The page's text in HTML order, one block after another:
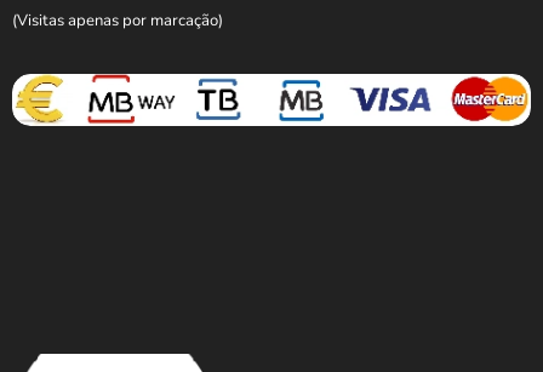
(Visitas apenas por marcação)